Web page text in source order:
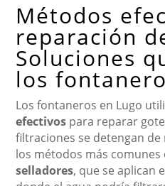
Métodos
reparación
Soluciones
los
Los fontaneros en Lugo
efectivos para reparar
filtraciones se detengan
los métodos más comunes
selladores, que se aplican